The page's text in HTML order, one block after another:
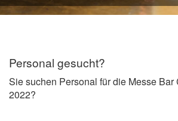
Personal gesucht?
Sie suchen Personal für die Messe Bar
2022?